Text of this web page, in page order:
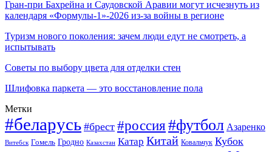
Гран-при Бахрейна и Саудовской Аравии могут исчезнуть из
календаря «Формулы-1»-2026 из-за войны в регионе
Туризм нового поколения: зачем люди едут не смотреть, а
испытывать
Советы по выбору цвета для отделки стен
Шлифовка паркета — это восстановление пола
Метки
#беларусь #брест #россия#футбол Азаренко
Витебск Гомель Гродно Казахстан Катар Китай Ковальчук Кубок